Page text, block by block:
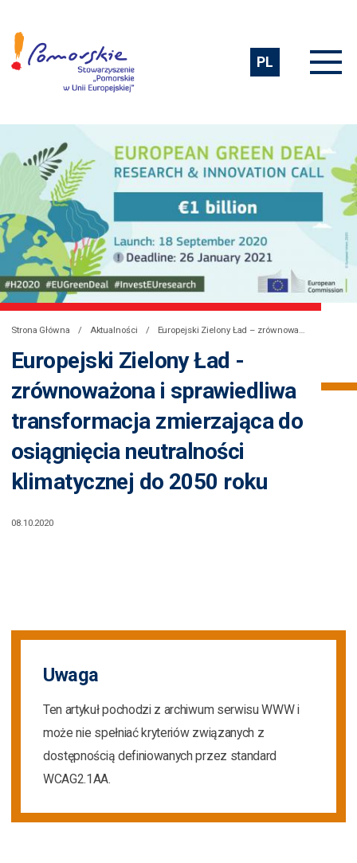
PL
Strona Główna Aktualności Europejski Zielony Ład – zrównoważona i sprawiedliwa transformacja zmierzająca do osiągnięcia neutralności klimatycznej do 2050 roku
Europejski Zielony Ład -
zrównoważona i sprawiedliwa
transformacja zmierzająca do
osiągnięcia neutralności
klimatycznej do 2050 roku
08.10.2020
Uwaga
Ten artykuł pochodzi z archiwum serwisu WWW i
może nie spełniać kryteriów związanych z
dostępnością definiowanych przez standard
WCAG2.1AA.